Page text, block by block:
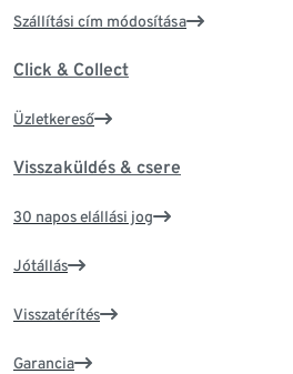
Szállítási cím módosítása
Click & Collect
Üzletkereső
Visszaküldés & csere
30 napos elállási jog
Jótállás
Visszatérítés
Garancia